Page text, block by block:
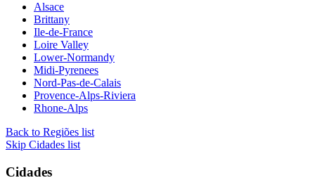
Alsace
Brittany
Ile-de-France
Loire Valley
Lower-Normandy
Midi-Pyrenees
Nord-Pas-de-Calais
Provence-Alps-Riviera
Rhone-Alps
Back to Regiões list
Skip Cidades list
Cidades